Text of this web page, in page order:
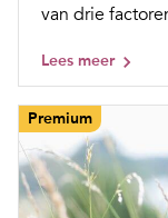
van drie
Lees meer
Premium